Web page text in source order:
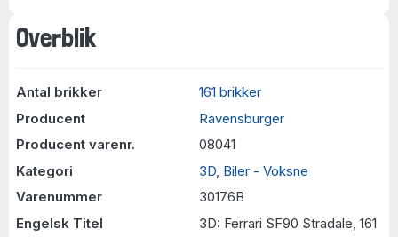
Overblik
Antal brikker
161 brikker
Producent
Ravensburger
Producent varenr.
08041
Kategori
3D Biler - Voksne
Varenummer
30176B
Engelsk Titel
3D: Ferrari SF90 Stradale, 161